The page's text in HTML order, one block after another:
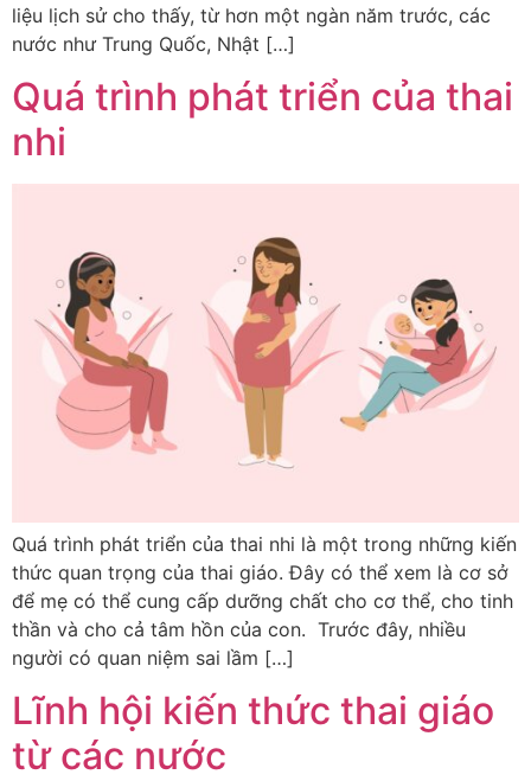
liệu lịch sử cho thấy, từ hơn một ngàn năm trước, các
nước như Trung Quốc, Nhật […]
Quá trình phát triển của thai
nhi
Quá trình phát triển của thai nhi là một trong những kiến
thức quan trọng của thai giáo. Đây có thể xem là cơ sở
để mẹ có thể cung cấp dưỡng chất cho cơ thể, cho tinh
thần và cho cả tâm hồn của con. Trước đây, nhiều
người có quan niệm sai lầm […]
Lĩnh hội kiến thức thai giáo
từ các nước